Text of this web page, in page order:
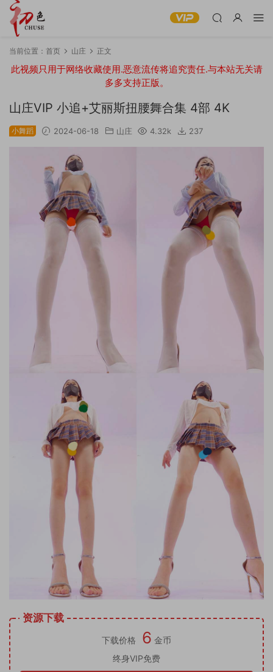
当前位置： 首页 山庄 正文
此视频只用于网络收藏使用.恶意流传将追究责任.与本站无关请
多多支持正版。
山庄VIP 小追+艾丽斯扭腰舞合集 4部 4K
小舞蹈 2024-06-18 山庄 4.32k 237
资源下载
下载价格 6 金币
终身VIP免费